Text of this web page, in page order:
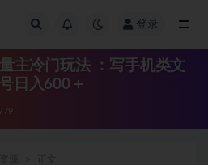
登录
主冷门玩法 ：写手机类文
日入600＋
779